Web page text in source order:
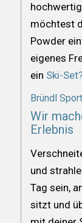
möchtest
Powder
eigenes
ein Ski-
Bründl
Wir
Erlebnis
und
Tag sein,
sitzt und